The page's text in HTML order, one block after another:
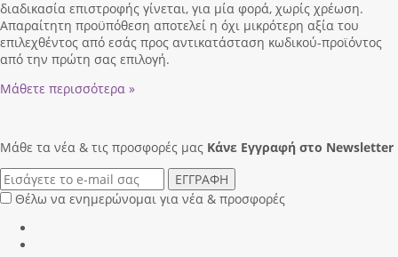
διαδικασία επιστροφής γίνεται, για μία φορά, χωρίς χρέωση.
Απαραίτητη προϋπόθεση αποτελεί η όχι μικρότερη αξία του
επιλεχθέντος από εσάς προς αντικατάσταση κωδικού-προϊόντος
από την πρώτη σας επιλογή.
Μάθετε περισσότερα »
Μάθε τα νέα & τις προσφορές μας Κάνε Eγγραφή στο Newsletter
ΕΓΓΡΑΦΗ
Θέλω να ενημερώνομαι για νέα & προσφορές